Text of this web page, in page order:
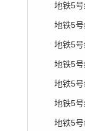
地铁5
地铁5
地铁5
地铁5
地铁5
地铁5
地铁5